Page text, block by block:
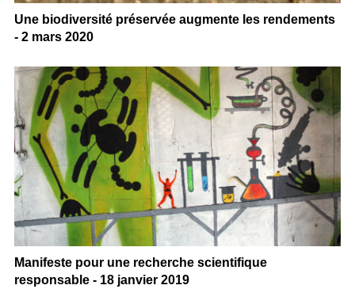
Une biodiversité préservée augmente les rendements
- 2 mars 2020
Manifeste pour une recherche scientifique
responsable - 18 janvier 2019